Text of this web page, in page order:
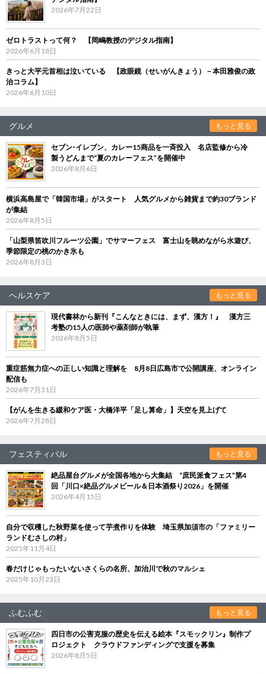
2026年7月22日
ゼロトラストって何？ 【岡嶋教授のデジタル指南】
2026年6月18日
きっと大平元首相は泣いている 【政眼鏡（せいがんきょう）－本田雅俊の政
治コラム】
2026年6月10日
グルメ もっと見る
セブン‐イレブン、カレー15商品を一斉投入 名店監修から冷
製うどんまで“夏のカレーフェス”を開催中
2026年8月6日
横浜高島屋で「韓国市場」がスタート 人気グルメから雑貨まで約30ブランド
が集結
2026年8月5日
「山梨県笛吹川フルーツ公園」でサマーフェス 富士山を眺めながら水遊び、
季節限定の桃のかき氷も
2026年8月3日
ヘルスケア もっと見る
現代書林から新刊『こんなときには、まず、漢方！』 漢方三
考塾の15人の医師や薬剤師が執筆
2026年8月5日
重症筋無力症への正しい知識と理解を 8月8日広島市で公開講座、オンライン
配信も
2026年7月31日
【がんを生きる緩和ケア医・大橋洋平「足し算命」】天空を見上げて
2026年7月28日
フェスティバル もっと見る
絶品屋台グルメが全国各地から大集結 “庶民派食フェス”第4
回「川口×絶品グルメビール＆日本酒祭り2026」を開催
2026年4月15日
自分で収穫した秋野菜を使って芋煮作りを体験 埼玉県加須市の「ファミリー
ランドむさしの村」
2025年11月4日
春だけじゃもったいないさくらの名所、加治川で秋のマルシェ
2025年10月23日
ふむふむ もっと見る
四日市の公害克服の歴史を伝える絵本『スモックリン』制作プ
ロジェクト クラウドファンディングで支援を募集
2026年8月5日